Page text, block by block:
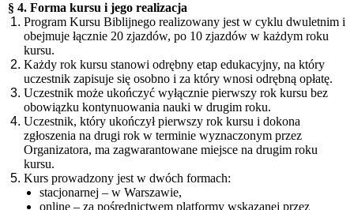
§ 4. Forma kursu i jego realizacja
Program Kursu Biblijnego realizowany jest w cyklu dwuletnim i
obejmuje łącznie 20 zjazdów, po 10 zjazdów w każdym roku
kursu.
Każdy rok kursu stanowi odrębny etap edukacyjny, na który
uczestnik zapisuje się osobno i za który wnosi odrębną opłatę.
Uczestnik może ukończyć wyłącznie pierwszy rok kursu bez
obowiązku kontynuowania nauki w drugim roku.
Uczestnik, który ukończył pierwszy rok kursu i dokona
zgłoszenia na drugi rok w terminie wyznaczonym przez
Organizatora, ma zagwarantowane miejsce na drugim roku
kursu.
Kurs prowadzony jest w dwóch formach:
stacjonarnej – w Warszawie,
online – za pośrednictwem platformy wskazanej przez